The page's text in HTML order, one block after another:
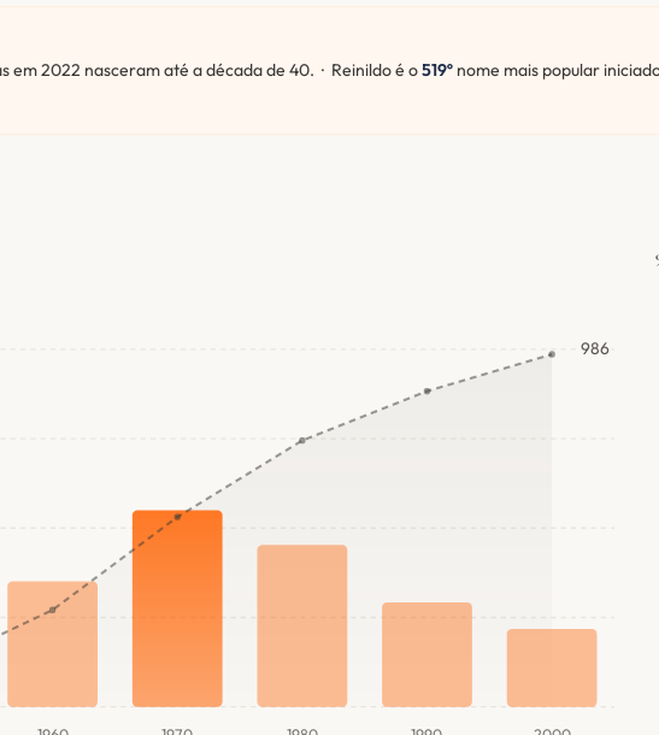
em 2022 nasceram até a década de 40. · Reinildo é o519º nome mais popular
986